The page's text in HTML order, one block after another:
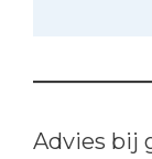
Advies bij